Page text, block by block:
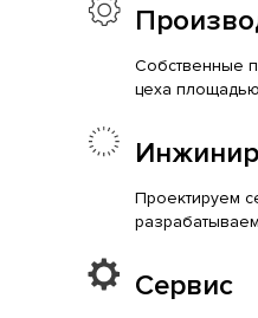
Собственные
цеха
Проектируем
Сервис